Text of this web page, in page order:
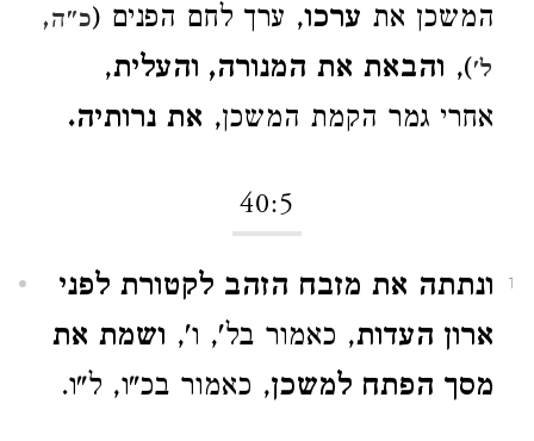
המשכן את ערכו, ערך לחם הפנים (כ"ה,
ל'), והבאת את המנורה, והעלית,
אחרי גמר הקמת המשכן, את נרותיה.
40:5
1
ונתתה את מזבח הזהב לקטורת לפני
ארון העדות, כאמור בל', ו', ושמת את
מסך הפתח למשכן, כאמור בכ"ו, ל"ו.